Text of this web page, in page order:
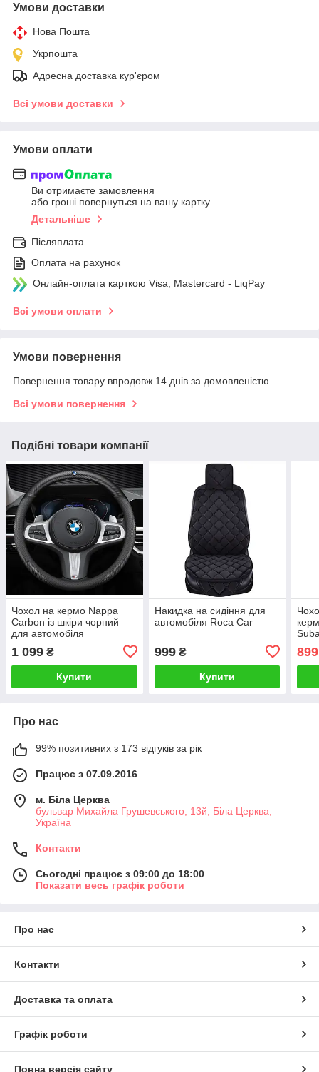
Умови доставки
Нова Пошта
Укрпошта
Адресна доставка кур'єром
Всі умови доставки
Умови оплати
Ви отримаєте замовлення
або гроші повернуться на вашу картку
Детальніше
Післяплата
Оплата на рахунок
Онлайн-оплата карткою Visa, Mastercard - LiqPay
Всі умови оплати
Умови повернення
Повернення товару впродовж 14 днів за домовленістю
Всі умови повернення
Подібні товари компанії
Чохол на кермо Nappa
Carbon із шкіри чорний
для автомобіля
1 099 ₴
Купити
Накидка на сидіння для
автомобіля Roca Car
999₴
Купити
Про нас
99% позитивних з 173 відгуків за рік
Працює з 07.09.2016
м. Біла Церква
бульвар Михайла Грушевського, 13й, Біла Церква,
Україна
Контакти
Сьогодні працює з 09:00 до 18:00
Показати весь графік роботи
Про нас
Контакти
Доставка та оплата
Графік роботи
Повна версія сайту